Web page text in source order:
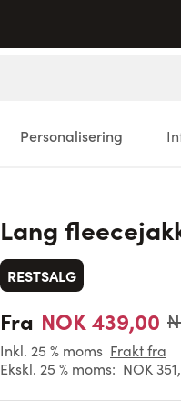
Personalisering
Lang
RESTSALG
Fra NOK 439,00
Inkl. 25 % moms Frakt fra
Ekskl. 25 % moms: NOK